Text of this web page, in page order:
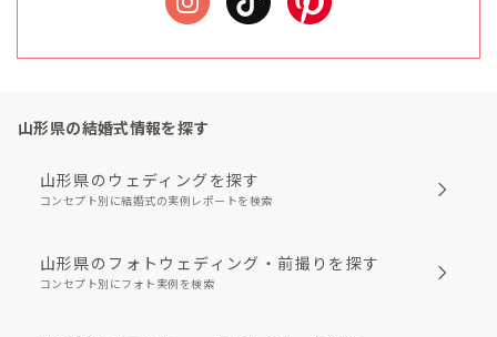
山形県の結婚式情報を探す
山形県のウェディングを探す
コンセプト別に結婚式の実例レポートを検索
山形県のフォトウェディング・前撮りを探す
コンセプト別にフォト実例を検索